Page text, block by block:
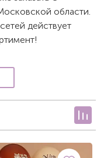
области.
действует